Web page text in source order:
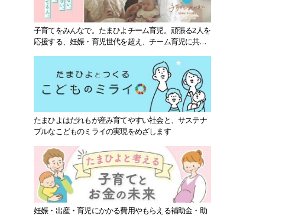
子育てをみんなで。たまひよチーム育児。頑張る2人を
応援する、妊娠・育児世代を超え、チーム育児に共感
たまひよはだれもが産み育てやすい社会と、サステナ
ブルなこどものミライの実現をめざします
妊娠・出産・育児にかかる費用やもらえる補助金・助